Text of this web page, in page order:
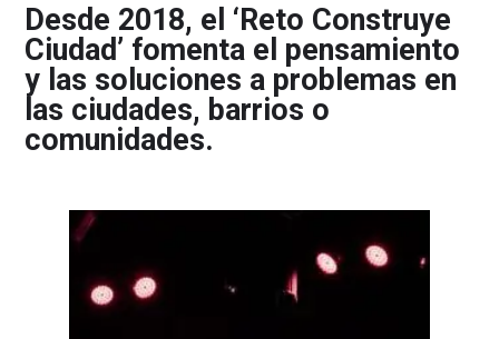
Desde 2018, el ‘Reto Construye
Ciudad’ fomenta el pensamiento
y las soluciones a problemas en
las ciudades, barrios o
comunidades.